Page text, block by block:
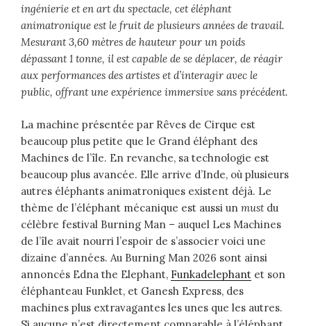
ingénierie et en art du spectacle, cet éléphant
animatronique est le fruit de plusieurs années de travail.
Mesurant 3,60 mètres de hauteur pour un poids
dépassant 1 tonne, il est capable de se déplacer, de réagir
aux performances des artistes et d’interagir avec le
public, offrant une expérience immersive sans précédent.
La machine présentée par Rêves de Cirque est
beaucoup plus petite que le Grand éléphant des
Machines de l’île. En revanche, sa technologie est
beaucoup plus avancée. Elle arrive d’Inde, où plusieurs
autres éléphants animatroniques existent déjà. Le
thème de l’éléphant mécanique est aussi un mustdu
célèbre festival Burning Man – auquel Les Machines
de l’île avait nourri l’espoir de s’associer voici une
dizaine d’années. Au Burning Man 2026 sont ainsi
annoncés Edna the Elephant, Funkadelephant et son
éléphanteau Funklet, et Ganesh Express, des
machines plus extravagantes les unes que les autres.